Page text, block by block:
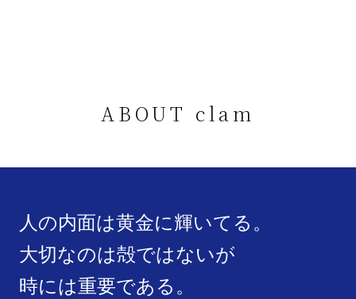
ABOUT clam
人の内面は黄金に輝いてる。
大切なのは殻ではないが
時には重要である。